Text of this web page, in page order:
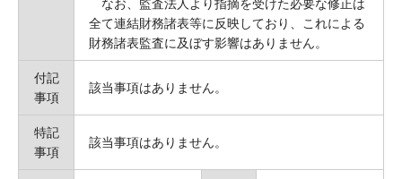
なお、監査法人より指摘を受けた必要な修正は
全て連結財務諸表等に反映しており、これによる
財務諸表監査に及ぼす影響はありません。
付記
事項
該当事項はありません。
特記
事項
該当事項はありません。